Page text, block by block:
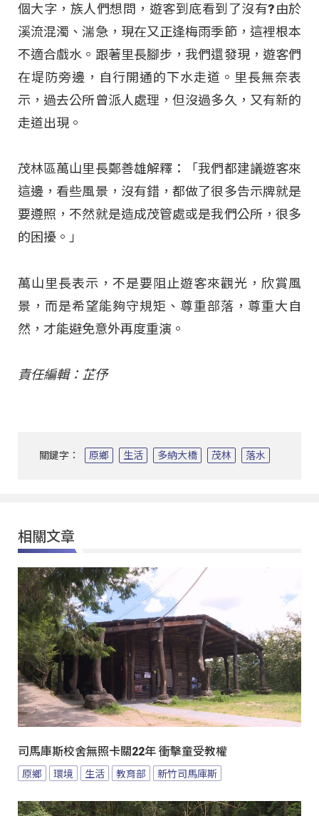
個大字，族人們想問，遊客到底看到了沒有?由於
溪流混濁、湍急，現在又正逢梅雨季節，這裡根本
不適合戲水。跟著里長腳步，我們還發現，遊客們
在堤防旁邊，自行開通的下水走道。里長無奈表
示，過去公所曾派人處理，但沒過多久，又有新的
走道出現。
茂林區萬山里長鄭善雄解釋：「我們都建議遊客來
這邊，看些風景，沒有錯，都做了很多告示牌就是
要遵照，不然就是造成茂管處或是我們公所，很多
的困擾。」
萬山里長表示，不是要阻止遊客來觀光，欣賞風
景，而是希望能夠守規矩、尊重部落，尊重大自
然，才能避免意外再度重演。
責任編輯：芷伃
關鍵字： 原鄉 生活 多納大橋 茂林 落水
相關文章
司馬庫斯校舍無照卡關22年 衝擊童受教權
原鄉 環境 生活 教育部 新竹司馬庫斯